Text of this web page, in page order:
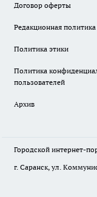
Договор оферты
Редакционная политика
Политика этики
Политика
пользователей
Архив
Городской интернет-
г. Саранск, ул.